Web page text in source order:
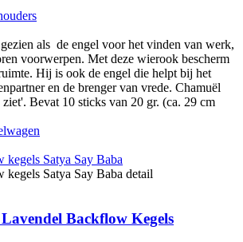
als de engel voor het vinden van werk,
voorwerpen. Met deze wierook bescherm
Hij is ook de engel die helpt bij het
en de brenger van vrede. Chamuël
Bevat 10 sticks van 20 gr. (ca. 29 cm
Backflow Kegels